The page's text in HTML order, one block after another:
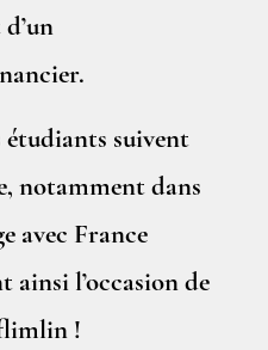
étudiants suivent
notamment dans
avec France
ainsi l’occasion de
!